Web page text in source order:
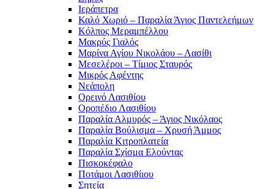
Ιεράπετρα
Καλό Χωριό – Παραλία Άγιος Παντελεήμων
Κόλπος Μεραμπέλλου
Μακρύς Γιαλός
Μαρίνα Αγίου Νικολάου – Λασίθι
Μεσελέροι – Τίμιος Σταυρός
Μικρός Αφέντης
Νεάπολη
Ορεινό Λασιθίου
Οροπέδιο Λασιθίου
Παραλία Αλμυρός – Άγιος Νικόλαος
Παραλία Βούλισμα – Χρυσή Άμμος
Παραλία Κιτροπλατεία
Παραλία Σχίσμα Ελούντας
Πισκοκέφαλο
Ποτάμοι Λασιθίιου
Σητεία